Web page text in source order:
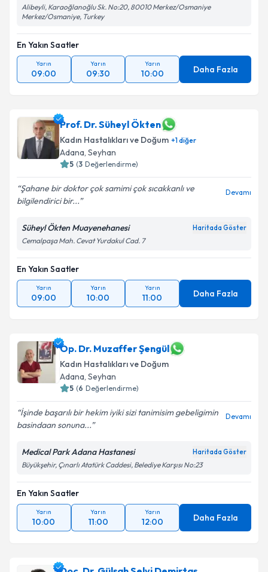
Alibeyli, Karaoğlanoğlu Sk. No:20, 80010 Merkez/Osmaniye
Merkez/Osmaniye, Turkey
En Yakın Saatler
Yarın
09:00
Yarın
09:30
Yarın
10:00 Daha Fazla
Prof. Dr. Süheyl Ökten
Kadın Hastalıkları ve Doğum +1diğer
Adana, Seyhan
5 (3 Değerlendirme)
Şahane bir doktor çok samimi çok sıcakkanlı ve
bilgilendirici bir...
Devamı
Süheyl Ökten Muayenehanesi Haritada Göster
Cemalpaşa Mah. Cevat Yurdakul Cad. 7
En Yakın Saatler
Yarın
09:00
Yarın
10:00
Yarın
11:00 Daha Fazla
Op. Dr. Muzaffer Şengül
Kadın Hastalıkları ve Doğum
Adana, Seyhan
5 (6 Değerlendirme)
İşinde başarılı bir hekim iyiki sizi tanimisim gebeligimin
basindaan sonuna...
Devamı
Medical Park Adana Hastanesi Haritada Göster
Büyükşehir, Çınarlı Atatürk Caddesi, Belediye Karşısı No:23
En Yakın Saatler
Yarın
10:00
Yarın
11:00
Yarın
12:00 Daha Fazla